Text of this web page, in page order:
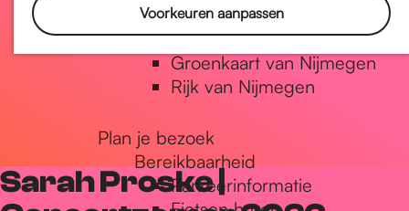
Voorkeuren aanpassen
Natuur in Nijmegen
Groenkaart van Nijmegen
Rijk van Nijmegen
Plan je bezoek
Bereikbaarheid
Parkeerinformatie
Sarah Proske |